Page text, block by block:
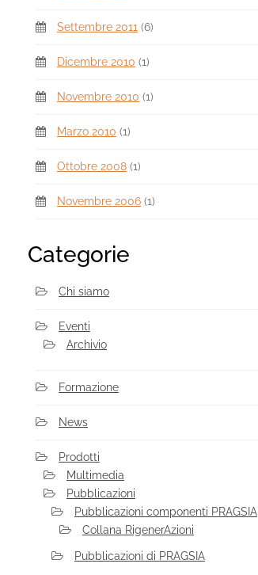
Settembre 2011 (6)
Dicembre 2010 (1)
Novembre 2010 (1)
Marzo 2010 (1)
Ottobre 2008 (1)
Novembre 2006 (1)
Categorie
Chi siamo
Eventi
Archivio
Formazione
News
Prodotti
Multimedia
Pubblicazioni
Pubblicazioni componenti PRAGSIA
Collana RigenerAzioni
Pubblicazioni di PRAGSIA